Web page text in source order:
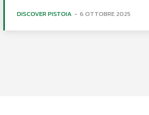
DISCOVER PISTOIA - 6 OTTOBRE 2025